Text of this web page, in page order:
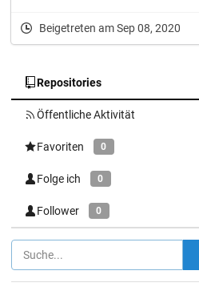
Beigetreten am Sep 08, 2020
Repositories
Öffentliche Aktivität
Favoriten 0
Folge ich 0
Follower 0